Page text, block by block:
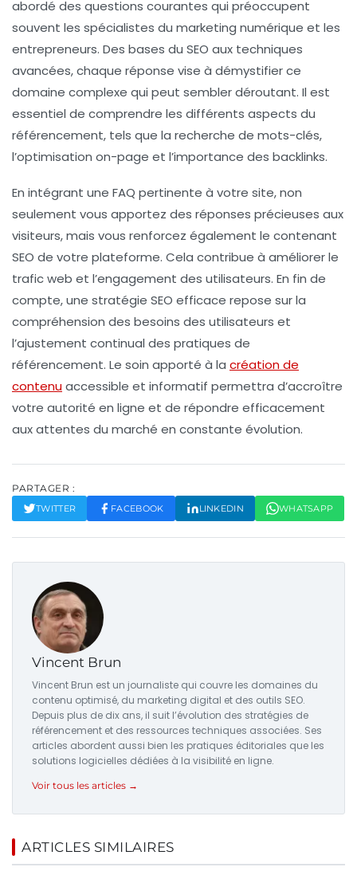
abordé des questions courantes qui préoccupent
souvent les spécialistes du marketing numérique et les
entrepreneurs. Des bases du SEO aux techniques
avancées, chaque réponse vise à démystifier ce
domaine complexe qui peut sembler déroutant. Il est
essentiel de comprendre les différents aspects du
référencement, tels que la recherche de mots-clés,
l’optimisation on-page et l’importance des backlinks.
En intégrant une FAQ pertinente à votre site, non
seulement vous apportez des réponses précieuses aux
visiteurs, mais vous renforcez également le contenant
SEO de votre plateforme. Cela contribue à améliorer le
trafic web et l’engagement des utilisateurs. En fin de
compte, une stratégie SEO efficace repose sur la
compréhension des besoins des utilisateurs et
l’ajustement continual des pratiques de
référencement. Le soin apporté à la création de
contenuaccessible et informatif permettra d’accroître
votre autorité en ligne et de répondre efficacement
aux attentes du marché en constante évolution.
PARTAGER :
TWITTER FACEBOOK LINKEDIN WHATSAPP
Vincent Brun
Vincent Brun est un journaliste qui couvre les domaines du
contenu optimisé, du marketing digital et des outils SEO.
Depuis plus de dix ans, il suit l’évolution des stratégies de
référencement et des ressources techniques associées. Ses
articles abordent aussi bien les pratiques éditoriales que les
solutions logicielles dédiées à la visibilité en ligne.
Voir tous les articles →
ARTICLES SIMILAIRES